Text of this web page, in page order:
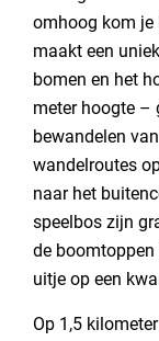
omhoog kom je
maakt een
bomen en het
meter hoogte –
bewandelen
wandelroutes
naar het
speelbos zijn
de boomtoppen
uitje op een
Op 1,5